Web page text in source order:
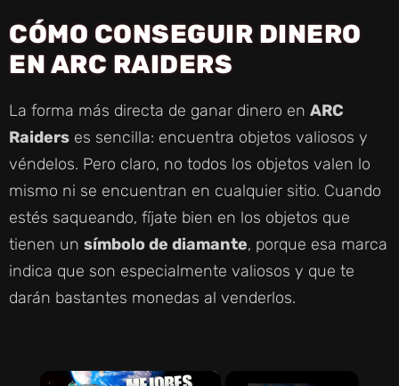
CÓMO CONSEGUIR DINERO
EN ARC RAIDERS
La forma más directa de ganar dinero en ARC
Raiders es sencilla: encuentra objetos valiosos y
véndelos. Pero claro, no todos los objetos valen lo
mismo ni se encuentran en cualquier sitio. Cuando
estés saqueando, fíjate bien en los objetos que
tienen un símbolo de diamante, porque esa marca
indica que son especialmente valiosos y que te
darán bastantes monedas al venderlos.
×